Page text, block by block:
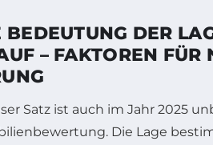
DER
– FAKTOREN FÜR
Satz ist auch im Jahr 2025
Die Lage